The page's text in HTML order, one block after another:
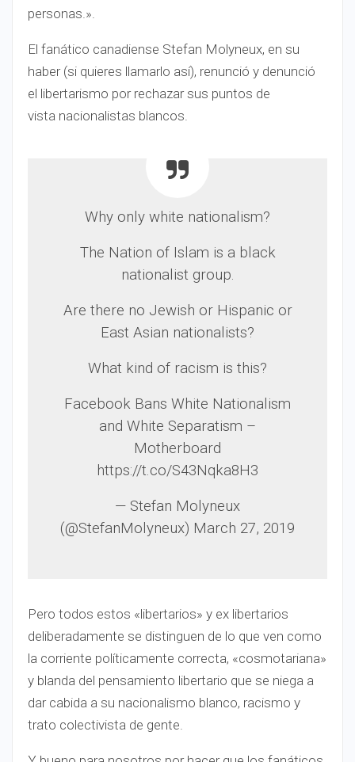
personas.».
El fanático canadiense Stefan Molyneux, en su
haber (si quieres llamarlo así), renunció y denunció
el libertarismo por rechazar sus puntos de
vista nacionalistas blancos.
Why only white nationalism?
The Nation of Islam is a black
nationalist group.
Are there no Jewish or Hispanic or
East Asian nationalists?
What kind of racism is this?
Facebook Bans White Nationalism
and White Separatism –
Motherboard
https://t.co/S43Nqka8H3
— Stefan Molyneux
(@StefanMolyneux) March 27, 2019
Pero todos estos «libertarios» y ex libertarios
deliberadamente se distinguen de lo que ven como
la corriente políticamente correcta, «cosmotariana»
y blanda del pensamiento libertario que se niega a
dar cabida a su nacionalismo blanco, racismo y
trato colectivista de gente.